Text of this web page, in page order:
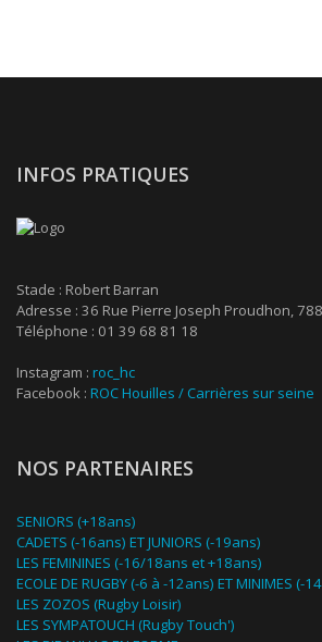
INFOS PRATIQUES
Stade : Robert Barran
Adresse : 36 Rue Pierre Joseph Proudhon,
Téléphone : 01 39 68 81 18
Instagram : roc_hc
Facebook : ROC Houilles / Carrières sur seine
NOS PARTENAIRES
SENIORS (+18ans)
CADETS (-16ans) ET JUNIORS (-19ans)
LES FEMININES (-16/18ans et +18ans)
ECOLE DE RUGBY (-6 à -12ans) ET MINIMES (-
LES ZOZOS (Rugby Loisir)
LES SYMPATOUCH (Rugby Touch')